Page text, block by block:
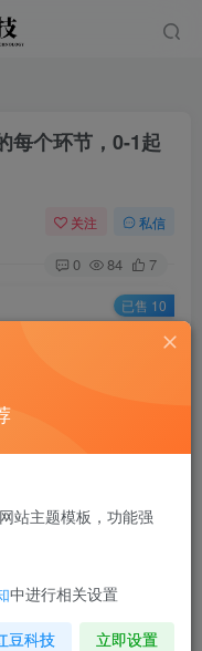
每个环节，0-1起
关注 私信
0 84 7
购买，可保存购买订单
已售 10
节，0-1起号全流程
站主题模板，功能强
中进行相关设置
豆科技 立即设置